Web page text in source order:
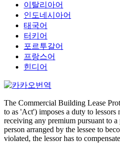
이탈리아어
인도네시아어
태국어
터키어
포르투갈어
프랑스어
힌디어
The Commercial Building Lease
to as 'Act') imposes a duty to lessors
receiving any premium pursuant to
person arranged by the lessee to
violated, the lessor has to